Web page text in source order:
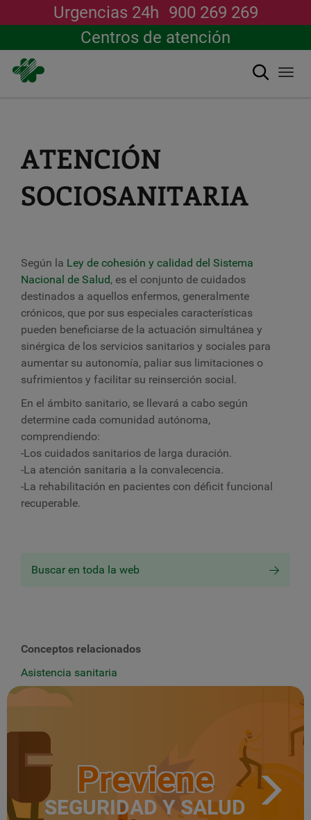
Urgencias 24h 900 269 269
Centros de atención
Buscar
ATENCIÓN
SOCIOSANITARIA
Según la Ley de cohesión y calidad del Sistema
Nacional de Salud, es el conjunto de cuidados
destinados a aquellos enfermos, generalmente
crónicos, que por sus especiales características
pueden beneficiarse de la actuación simultánea y
sinérgica de los servicios sanitarios y sociales para
aumentar su autonomía, paliar sus limitaciones o
sufrimientos y facilitar su reinserción social.
En el ámbito sanitario, se llevará a cabo según
determine cada comunidad autónoma,
comprendiendo:
-Los cuidados sanitarios de larga duración.
-La atención sanitaria a la convalecencia.
-La rehabilitación en pacientes con déficit funcional
recuperable.
Buscar en toda la web
Conceptos relacionados
Asistencia sanitaria
Previene
SEGURIDAD Y SALUD